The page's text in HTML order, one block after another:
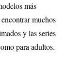
más
muchos
y las series
para adultos.